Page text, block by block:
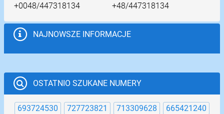
+0048/447318134
+48/447318134
NAJNOWSZE INFORMACJE
OSTATNIO SZUKANE NUMERY
693724530 727723821 713309628
665421240